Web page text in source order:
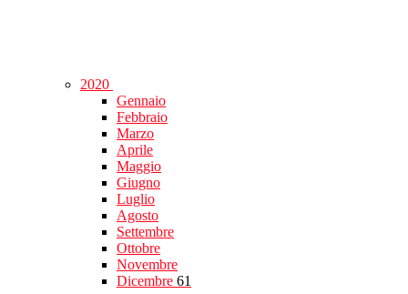
2020
Gennaio
Febbraio
Marzo
Aprile
Maggio
Giugno
Luglio
Agosto
Settembre
Ottobre
Novembre
Dicembre 61